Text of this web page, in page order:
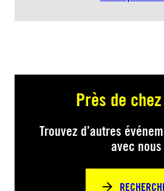
Près de
Trouvez d’autres
avec nous